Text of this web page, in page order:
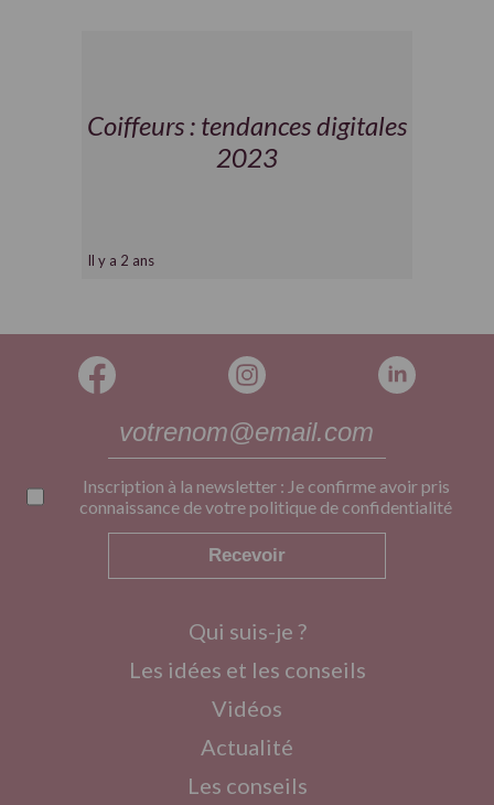
Coiffeurs : tendances digitales
2023
Il y a 2 ans
Inscription à la newsletter : Je confirme avoir pris
connaissance de votre politique de confidentialité
Recevoir
Qui suis-je ?
Les idées et les conseils
Vidéos
Actualité
Les conseils